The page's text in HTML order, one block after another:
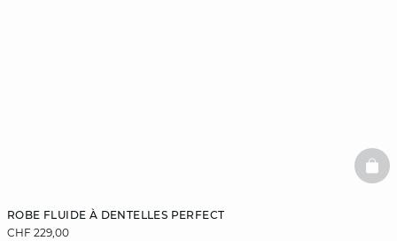
ROBE FLUIDE À DENTELLES PERFECT
CHF 229,00